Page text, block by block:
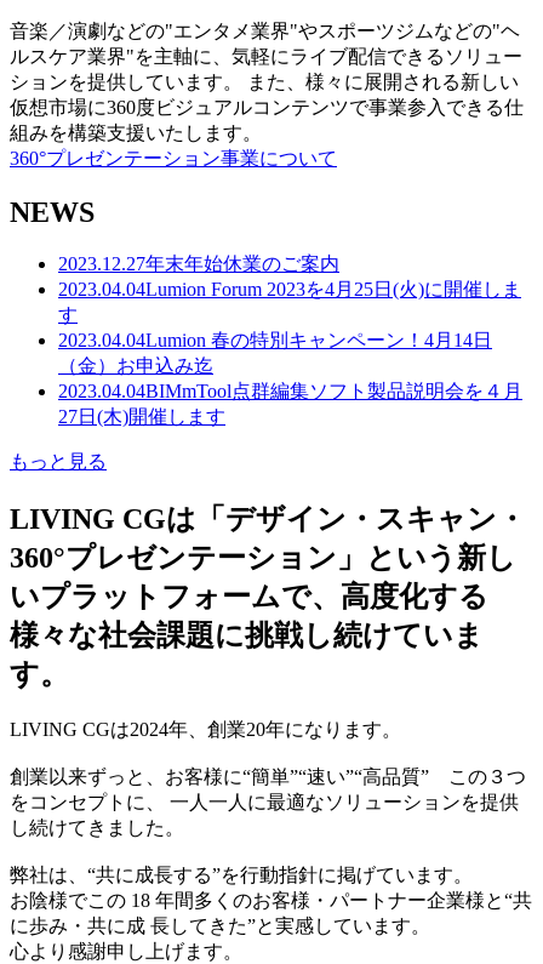
音楽／演劇などの"エンタメ業界"やスポーツジムなどの"ヘ
ルスケア業界"を主軸に、気軽にライブ配信できるソリュー
ションを提供しています。 また、様々に展開される新しい
仮想市場に360度ビジュアルコンテンツで事業参入できる仕
組みを構築支援いたします。
360°プレゼンテーション事業について
NEWS
2023.12.27年末年始休業のご案内
2023.04.04Lumion Forum 2023を4月25日(火)に開催しま
す
2023.04.04Lumion 春の特別キャンペーン！4月14日
（金）お申込み迄
2023.04.04BIMmTool点群編集ソフト製品説明会を４月
27日(木)開催します
もっと見る
LIVING CGは「デザイン・スキャン・
360°プレゼンテーション」という新し
いプラットフォームで、高度化する
様々な社会課題に挑戦し続けていま
す。
LIVING CGは2024年、創業20年になります。
創業以来ずっと、お客様に“簡単”“速い”“高品質” この３つ
をコンセプトに、 一人一人に最適なソリューションを提供
し続けてきました。
弊社は、“共に成長する”を行動指針に掲げています。
お陰様でこの 18 年間多くのお客様・パートナー企業様と“共
に歩み・共に成 長してきた”と実感しています。
心より感謝申し上げます。